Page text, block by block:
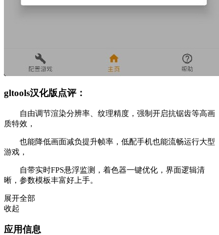
gltools汉化版点评：
自由调节渲染分辨率、纹理精度，强制开启抗锯齿等高画
质特效，
也能降低画面减负提升帧率，低配手机也能流畅运行大型
游戏，
自带实时FPS悬浮监测，着色器一键优化，界面逻辑清
晰，参数模板丰富好上手。
展开全部
收起
应用信息